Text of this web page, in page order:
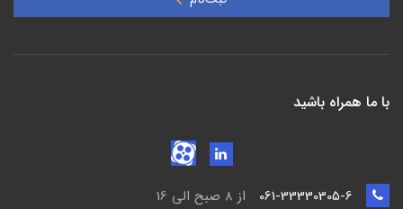
با ما همراه باشید
از 8 صبح الی 16